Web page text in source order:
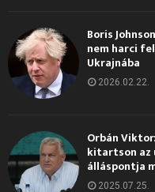
Boris
nem harci
Ukrajnába
2026.02.22.
Orbán
kitartson az
álláspontja
2025.07.25.